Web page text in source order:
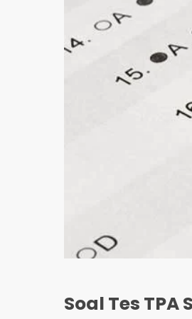
Soal Tes TPA